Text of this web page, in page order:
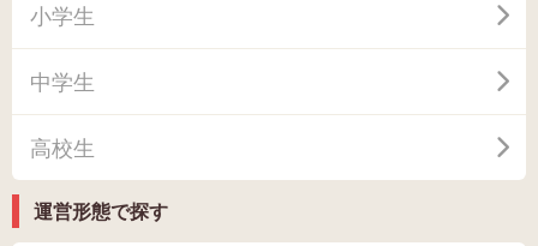
小学生
中学生
高校生
運営形態で探す